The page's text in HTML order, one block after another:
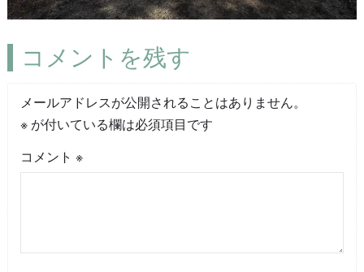
コメントを残す
メールアドレスが公開されることはありません。
※が付いている欄は必須項目です
コメント ※